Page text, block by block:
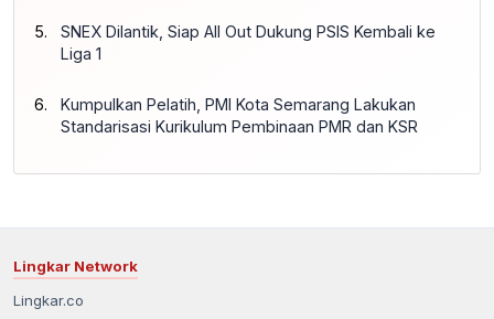
SNEX Dilantik, Siap All Out Dukung PSIS Kembali ke
Liga 1
Kumpulkan Pelatih, PMI Kota Semarang Lakukan
Standarisasi Kurikulum Pembinaan PMR dan KSR
Lingkar Network
Lingkar.co